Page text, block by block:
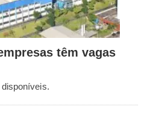
têm vagas